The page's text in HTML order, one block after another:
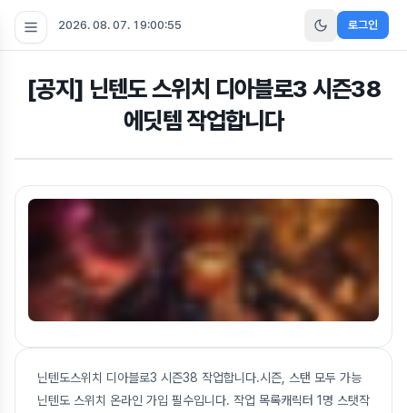
2026. 08. 07. 19:00:55 로그인
[공지] 닌텐도 스위치 디아블로3 시즌38
에딧템 작업합니다
닌텐도스위치 디아블로3 시즌38 작업합니다.시즌, 스탠 모두 가능
닌텐도 스위치 온라인 가입 필수입니다. 작업 목록캐릭터 1명 스탯작